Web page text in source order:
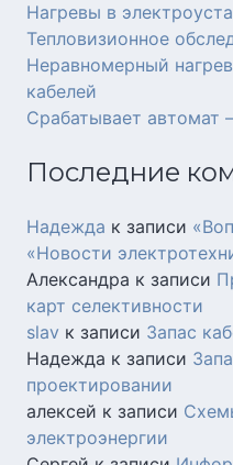
Нагревы в
Тепловизионное
Неравномерный
кабелей
Срабатывает
Последние
Надежда к записи
«Новости
Александра к записи
карт селективности
slav к записи Запас
Надежда к записи
проектировании
алексей к записи
электроэнергии